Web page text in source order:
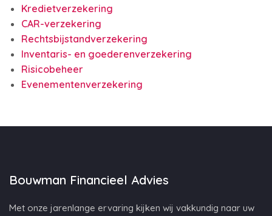
Kredietverzekering
CAR-verzekering
Rechtsbijstandverzekering
Inventaris- en goederenverzekering
Risicobeheer
Evenementenverzekering
Bouwman Financieel Advies
Met onze jarenlange ervaring kijken wij vakkundig naar uw